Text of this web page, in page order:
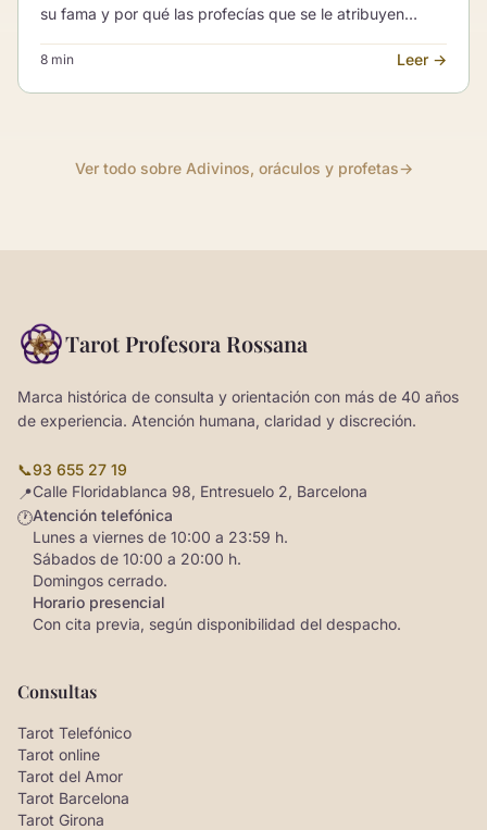
su fama y por qué las profecías que se le atribuyen
popular y lectura serena.
8 min Leer →
Ver todo sobre Adivinos, oráculos y profetas→
Tarot Profesora Rossana
Marca histórica de consulta y orientación con más de 40 años
de experiencia. Atención humana, claridad y discreción.
📞93 655 27 19
📍Calle Floridablanca 98, Entresuelo 2, Barcelona
🕐Atención telefónica
Lunes a viernes de 10:00 a 23:59 h.
Sábados de 10:00 a 20:00 h.
Domingos cerrado.
Horario presencial
Con cita previa, según disponibilidad del despacho.
Consultas
Tarot Telefónico
Tarot online
Tarot del Amor
Tarot Barcelona
Tarot Girona